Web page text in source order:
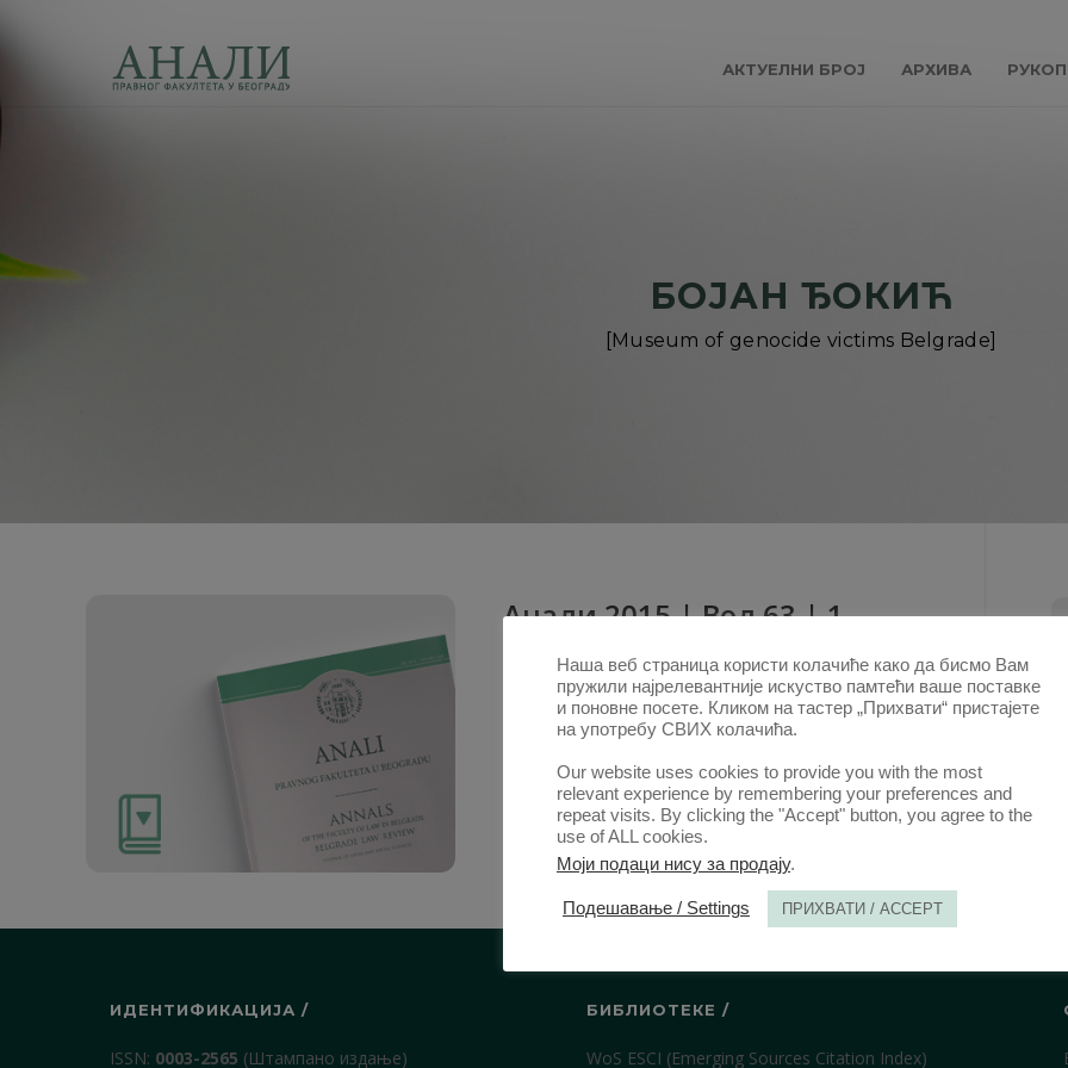
АКТУЕЛНИ БРОЈ АРХИВА
БОЈАН ЂОКИЋ
[Museum of genocide victims Belgrade]
Анали 2015 | Вол 63 | 1
Радови овог аутора у овој свесци
КРШЕЊЕ ЉУДСКИХ ПРАВА НА КОСОВУ И
МЕТОХИЈИ (1999–2014): ЈЕДАН СЛУЧАЈ
1. ОКТ. 2015.
ИДЕНТИФИКАЦИЈА /
ISSN: 0003-2565 (Штампано издање)
БИБЛИОТЕКЕ /
WoS ESCI (Emerging Sources Citation Index)
Наша веб страница користи колачиће како да бисмо Вам
пружили најрелевантније искуство памтећи ваше поставке
и поновне посете. Кликом на тастер „Прихвати“ пристајете
на употребу СВИХ колачића.
Our website uses cookies to provide you with the most
relevant experience by remembering your preferences and
repeat visits. By clicking the "Accept" button, you agree to the
use of ALL cookies.
Моји подаци нису за продају.
Подешавање / Settings ПРИХВАТИ / ACCEPT